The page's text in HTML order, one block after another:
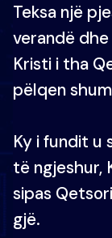
Teksa një
verandë
Kristi i tha
pëlqen
Ky i fundit u
të ngjeshur,
sipas
gjë.